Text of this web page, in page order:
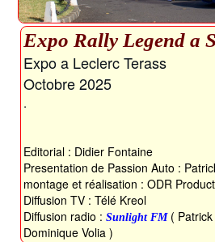
Expo Rally Legend a
Expo a Leclerc Terass
Octobre 2025
.
Editorial : Didier Fontaine
Presentation de Passion Auto :
montage et réalisation : ODR
Diffusion TV : Télé Kreol
Diffusion radio :Sunlight FM( Patrick
Dominique Volia )